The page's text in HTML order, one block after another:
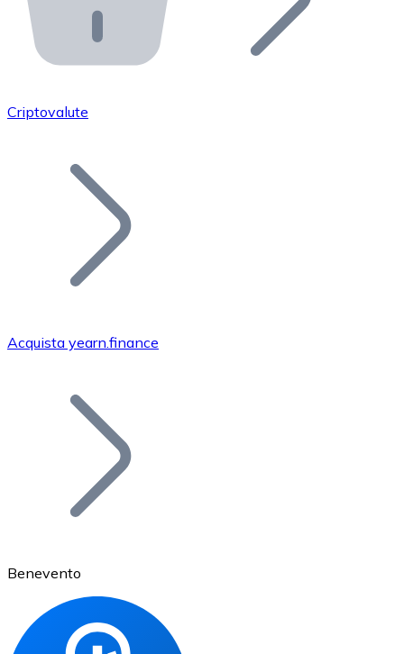
API Bitnovo
Integra la nostra API nel tuo ecosistema.
Unisciti alla nostra rete di rivenditori e
Aggiungi il token del tuo progetto al nostro servizio di
Bitcoin
Criptovalute
Acquista yearn.finance
Benevento